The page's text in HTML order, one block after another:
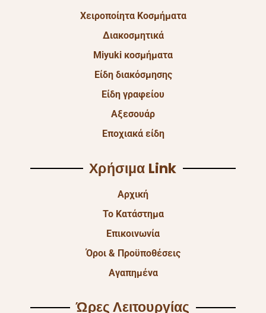
Χειροποίητα Κοσμήματα
Διακοσμητικά
Miyuki κοσμήματα
Είδη διακόσμησης
Είδη γραφείου
Αξεσουάρ
Εποχιακά είδη
Χρήσιμα Link
Αρχική
Το Κατάστημα
Επικοινωνία
Όροι & Προϋποθέσεις
Αγαπημένα
Ώρες Λειτουργίας